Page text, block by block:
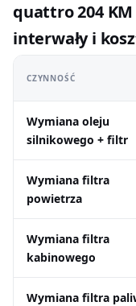
quattro 204 KM
interwały i
CZYNNOŚĆ
Wymiana oleju
silnikowego + filtr
Wymiana filtra
powietrza
Wymiana filtra
kabinowego
Wymiana filtra